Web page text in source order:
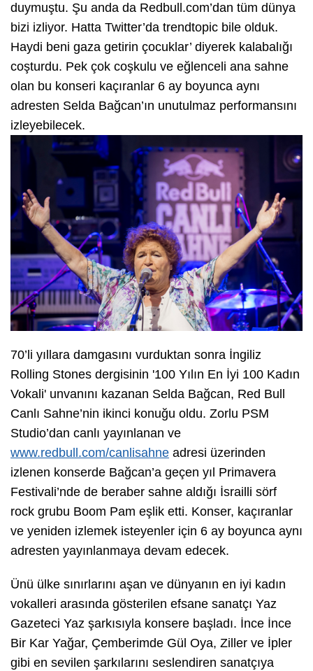
duymuştu. Şu anda da Redbull.com’dan tüm dünya
bizi izliyor. Hatta Twitter’da trendtopic bile olduk.
Haydi beni gaza getirin çocuklar’ diyerek kalabalığı
coşturdu. Pek çok coşkulu ve eğlenceli ana sahne
olan bu konseri kaçıranlar 6 ay boyunca aynı
adresten Selda Bağcan’ın unutulmaz performansını
izleyebilecek.
70’li yıllara damgasını vurduktan sonra İngiliz
Rolling Stones dergisinin '100 Yılın En İyi 100 Kadın
Vokali' unvanını kazanan Selda Bağcan, Red Bull
Canlı Sahne’nin ikinci konuğu oldu. Zorlu PSM
Studio’dan canlı yayınlanan ve
www.redbull.com/canlisahne adresi üzerinden
izlenen konserde Bağcan’a geçen yıl Primavera
Festivali’nde de beraber sahne aldığı İsrailli sörf
rock grubu Boom Pam eşlik etti. Konser, kaçıranlar
ve yeniden izlemek isteyenler için 6 ay boyunca aynı
adresten yayınlanmaya devam edecek.
Ünü ülke sınırlarını aşan ve dünyanın en iyi kadın
vokalleri arasında gösterilen efsane sanatçı Yaz
Gazeteci Yaz şarkısıyla konsere başladı. İnce İnce
Bir Kar Yağar, Çemberimde Gül Oya, Ziller ve İpler
gibi en sevilen şarkılarını seslendiren sanatçıya